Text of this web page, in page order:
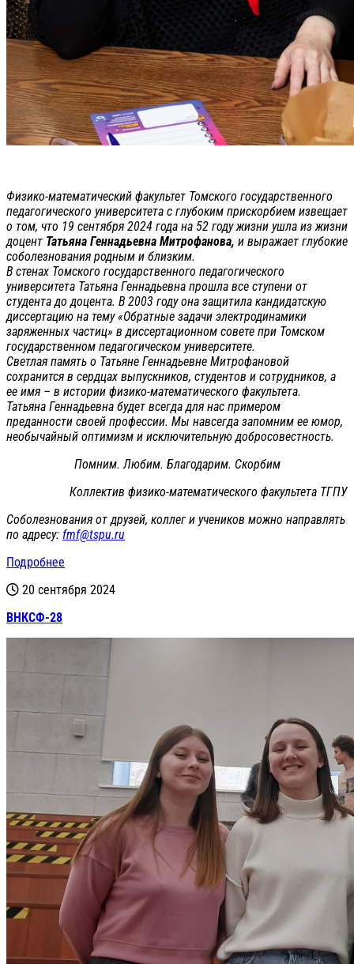
Физико-математический факультет Томского государственного
педагогического университета с глубоким прискорбием извещает
о том, что 19 сентября 2024 года на 52 году жизни ушла из жизни
доцент Татьяна Геннадьевна Митрофанова, и выражает глубокие
соболезнования родным и близким.
В стенах Томского государственного педагогического
университета Татьяна Геннадьевна прошла все ступени от
студента до доцента. В 2003 году она защитила кандидатскую
диссертацию на тему «Обратные задачи электродинамики
заряженных частиц» в диссертационном совете при Томском
государственном педагогическом университете.
Светлая память о Татьяне Геннадьевне Митрофановой
сохранится в сердцах выпускников, студентов и сотрудников, а
ее имя – в истории физико-математического факультета.
Татьяна Геннадьевна будет всегда для нас примером
преданности своей профессии. Мы навсегда запомним ее юмор,
необычайный оптимизм и исключительную добросовестность.
Помним. Любим. Благодарим. Скорбим
Коллектив физико-математического факультета ТГПУ
Соболезнования от друзей, коллег и учеников можно направлять
по адресу: fmf@tspu.ru
Подробнее
20 сентября 2024
ВНКСФ-28